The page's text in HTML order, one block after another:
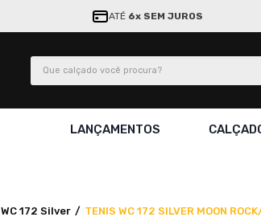
ATÉ 6x SEM JUROS
Que calçado você procura?
LANÇAMENTOS
WC 172 Silver TENIS WC 172 SILVER MOON